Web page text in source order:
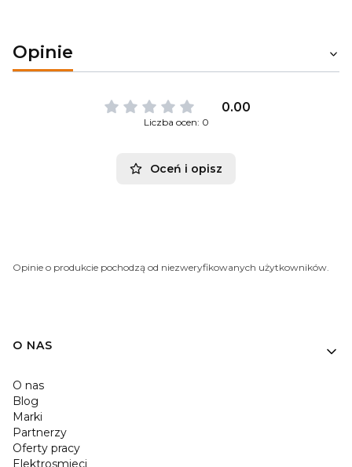
Opinie
0.00
Liczba ocen: 0
Oceń i opisz
Opinie o produkcie pochodzą od niezweryfikowanych użytkowników.
O NAS
O nas
Blog
Marki
Partnerzy
Oferty pracy
Elektrosmieci